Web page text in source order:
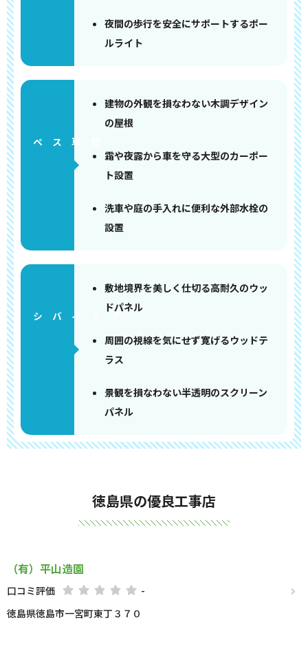
夜間の歩行を安全にサポートするポー
ルライト
建物の外観を損なわない木調デザイン
の屋根
霜や夜露から車を守る大型のカーポー
ト設置
洗車や庭の手入れに便利な外部水栓の
設置
敷地境界を美しく仕切る高耐久のウッ
ドパネル
周囲の視線を気にせず寛げるウッドテ
ラス
景観を損なわない半透明のスクリーン
パネル
徳島県の優良工事店
（有）平山造園
口コミ評価
-
徳島県徳島市一宮町東丁３７０